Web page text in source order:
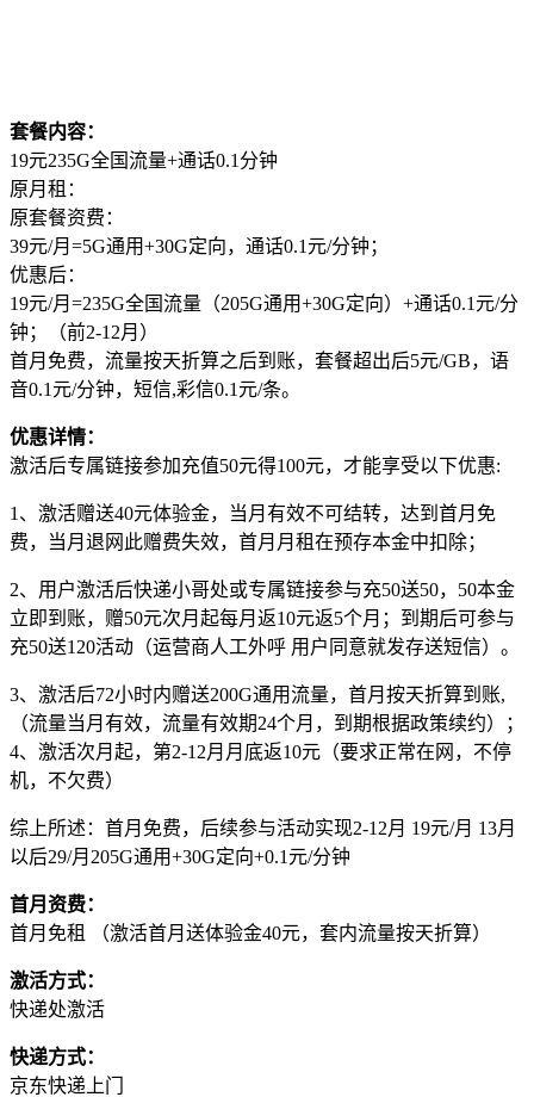
套餐内容：
19元235G全国流量+通话0.1分钟
原月租：
原套餐资费：
39元/月=5G通用+30G定向，通话0.1元/分钟；
优惠后：
19元/月=235G全国流量（205G通用+30G定向）+通话0.1元/分
钟；（前2-12月）
首月免费，流量按天折算之后到账，套餐超出后5元/GB，语
音0.1元/分钟，短信,彩信0.1元/条。
优惠详情：
激活后专属链接参加充值50元得100元，才能享受以下优惠:
1、激活赠送40元体验金，当月有效不可结转，达到首月免
费，当月退网此赠费失效，首月月租在预存本金中扣除；
2、用户激活后快递小哥处或专属链接参与充50送50，50本金
立即到账，赠50元次月起每月返10元返5个月；到期后可参与
充50送120活动（运营商人工外呼 用户同意就发存送短信）。
3、激活后72小时内赠送200G通用流量，首月按天折算到账,
（流量当月有效，流量有效期24个月，到期根据政策续约）；
4、激活次月起，第2-12月月底返10元（要求正常在网，不停
机，不欠费）
综上所述：首月免费，后续参与活动实现2-12月 19元/月 13月
以后29/月205G通用+30G定向+0.1元/分钟
首月资费：
首月免租 （激活首月送体验金40元，套内流量按天折算）
激活方式：
快递处激活
快递方式：
京东快递上门